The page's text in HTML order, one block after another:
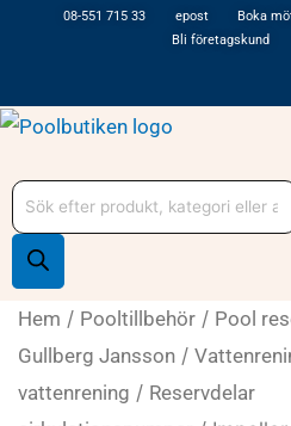
08-551 715 33 epost Boka
Bli företagskund
Produktsökning
Hem / Pooltillbehör / Pool
Gullberg Jansson /
vattenrening / Reservdelar